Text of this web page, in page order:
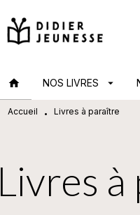
MENU RECHERCHE
home NOS LIVRES arrow_drop_down
Accueil • Livres à paraître
Livres